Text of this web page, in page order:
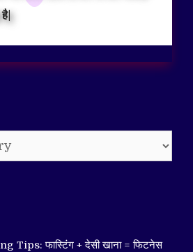
है|
फास्टिंग + देसी खाना = फिटनेस